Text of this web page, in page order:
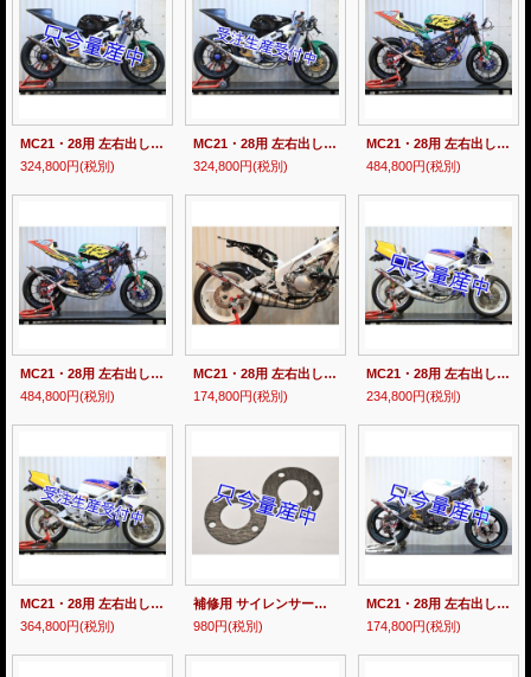
MC21・28用 左右出し ワークスチャンバー【 STREET 】Stainless
324,800円(税別)
MC21・28用 左右出し ワークスチャンバー【 RACE 】Stainless
324,800円(税別)
MC21・28用 左右出し ファクトリーチャンバー【 STREET 】Titanium
484,800円(税別)
MC21・28用 左右出し ファクトリーチャンバー【 RACE 】Titanium
484,800円(税別)
MC21・28用 左右出し STD スチールチャンバーボディー 【 STREET 】
174,800円(税別)
MC21・28用 左右出し STD ステンレスチャンバーボディー 【 STREET 】
234,800円(税別)
MC21・28用 左右出し STD チタンチャンバーボディー 【 STREET 】
364,800円(税別)
補修用 サイレンサーガスケット 60mm [2個1セット]
980円(税別)
MC21・28用 左右出し STD スチールチャンバーボディー【 RACE 】
174,800円(税別)